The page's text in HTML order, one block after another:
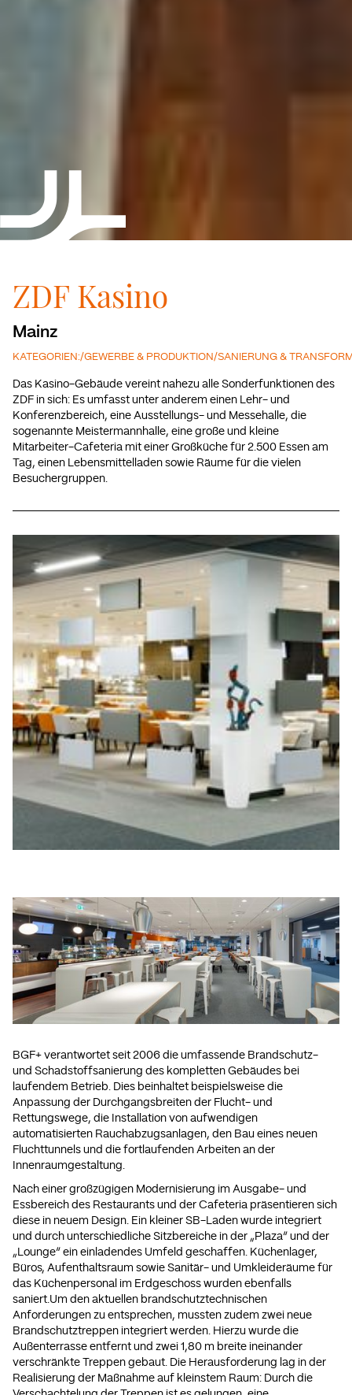
ZDF Kasino
Mainz
KATEGORIEN:/GEWERBE & PRODUKTION/SANIERUNG &
Das Kasino-Gebäude vereint nahezu alle Sonderfunktionen des
ZDF in sich: Es umfasst unter anderem einen Lehr- und
Konferenzbereich, eine Ausstellungs- und Messehalle, die
sogenannte Meistermannhalle, eine große und kleine
Mitarbeiter-Cafeteria mit einer Großküche für 2.500 Essen am
Tag, einen Lebensmittelladen sowie Räume für die vielen
Besuchergruppen.
BGF+ verantwortet seit 2006 die umfassende Brandschutz-
und Schadstoffsanierung des kompletten Gebäudes bei
laufendem Betrieb. Dies beinhaltet beispielsweise die
Anpassung der Durchgangsbreiten der Flucht- und
Rettungswege, die Installation von aufwendigen
automatisierten Rauchabzugsanlagen, den Bau eines neuen
Fluchttunnels und die fortlaufenden Arbeiten an der
Innenraumgestaltung.
Nach einer großzügigen Modernisierung im Ausgabe- und
Essbereich des Restaurants und der Cafeteria präsentieren sich
diese in neuem Design. Ein kleiner SB-Laden wurde integriert
und durch unterschiedliche Sitzbereiche in der „Plaza“ und der
„Lounge“ ein einladendes Umfeld geschaffen. Küchenlager,
Büros, Aufenthaltsraum sowie Sanitär- und Umkleideräume für
das Küchenpersonal im Erdgeschoss wurden ebenfalls
saniert.Um den aktuellen brandschutztechnischen
Anforderungen zu entsprechen, mussten zudem zwei neue
Brandschutztreppen integriert werden. Hierzu wurde die
Außenterrasse entfernt und zwei 1,80 m breite ineinander
verschränkte Treppen gebaut. Die Herausforderung lag in der
Realisierung der Maßnahme auf kleinstem Raum: Durch die